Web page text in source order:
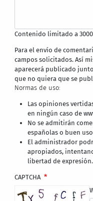
Contenido limitado a
Para el envío de
campos solicitados. Así
aparecerá publicado
que no quiera que se
Normas de uso:
Las opiniones
en ningún caso de
No se admitirán
españolas o buen
El administrador
apropiados,
libertad de expresión.
CAPTCHA